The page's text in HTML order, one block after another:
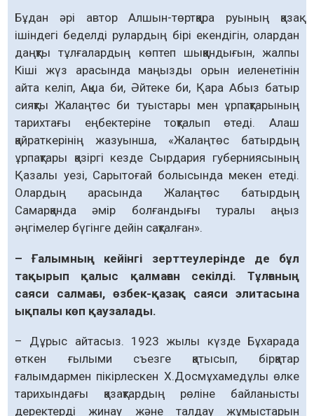
Бұдан әрі автор Алшын-төртқара руының қазақ
ішіндегі беделді рулардың бірі екендігін, олардан
даңқты тұлғалардың көптеп шыққандығын, жалпы
Кіші жүз арасында маңызды орын иеленетінін
айта келіп, Ақша би, Әйтеке би, Қара Абыз батыр
сияқты Жалаңтөс би туыстары мен ұрпақтарының
тарихтағы еңбектеріне тоқталып өтеді. Алаш
қайраткерінің жазуынша, «Жалаңтөс батырдың
ұрпақтары қазіргі кезде Сырдария губерниясының
Қазалы уезі, Сарытоғай болысында мекен етеді.
Олардың арасында Жалаңтөс батырдың
Самарқанда әмір болғандығы туралы аңыз
әңгімелер бүгінге дейін сақталған».
– Ғалымның кейінгі зерттеулерінде де бұл
тақырып қалыс қалмаған секілді. Тұлғаның
саяси салмағы, өзбек-қазақ саяси элитасына
ықпалы көп қаузалады.
– Дұрыс айтасыз. 1923 жылы күзде Бұхарада
өткен ғылыми съезге қатысып, бірқатар
ғалымдармен пікірлескен Х.Досмұхамедұлы өлке
тарихындағы қазақтардың рөліне байланысты
деректерді жинау және талдау жұмыстарын